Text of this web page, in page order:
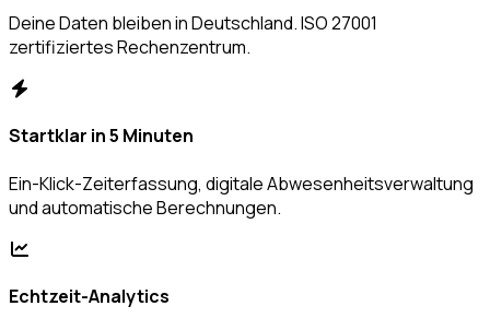
Deine Daten bleiben in Deutschland. ISO 27001
zertifiziertes Rechenzentrum.
Startklar in 5 Minuten
Ein-Klick-Zeiterfassung, digitale Abwesenheitsverwaltung
und automatische Berechnungen.
Echtzeit-Analytics